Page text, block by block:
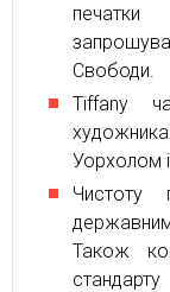
Свободи.
Tiffany
Уорхолом
Також